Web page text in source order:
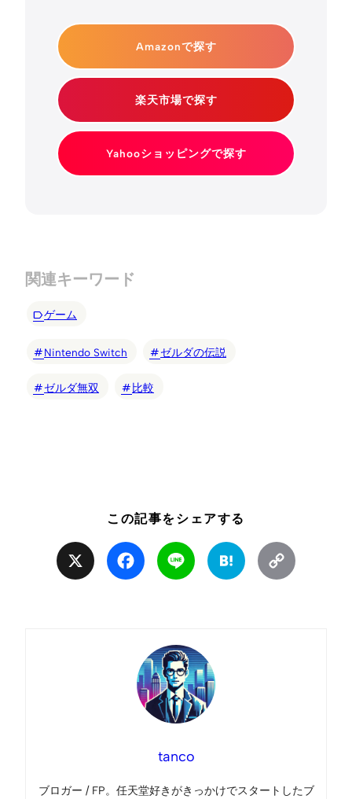
Amazonで探す
楽天市場で探す
Yahooショッピングで探す
関連キーワード
ゲーム
Nintendo Switch ゼルダの伝説
ゼルダ無双 比較
この記事をシェアする
Facebook Line Hatena
tanco
ブロガー / FP。任天堂好きがきっかけでスタートしたブ